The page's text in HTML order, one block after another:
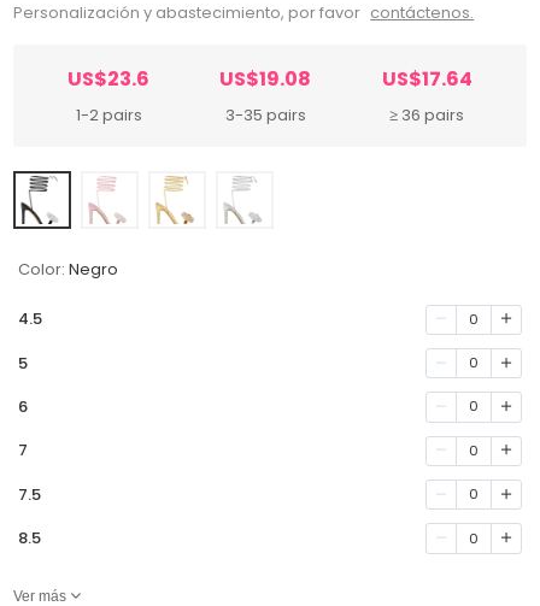
Personalización y abastecimiento, por favor contáctenos.
US$23.6
1-2 pairs
US$19.08
3-35 pairs
US$17.64
≥ 36 pairs
Color: Negro
4.5 0
5 0
6 0
7 0
7.5 0
8.5 0
Ver más